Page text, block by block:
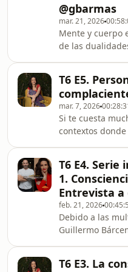
a una persona o
podemos
más madura la
suceda.
@gbarmas
mar. 21, 2026
Mente y cuerpo
de las
estos elementos
polarmente
entonces resulta
que pueden
sin embargo
desajuste y
qué piensas y
compartirlo!
T6 E5.
mar. 7, 2026
Si te cuesta
contextos
más de lo que
relaciones, este
Desarrollamos
personas
orígenes
estrategias
de vida que,
agotadora.
T6 E4.
1.
Entrevista a
feb. 21, 2026
Debido a las
Guillermo
logren
T6 E3. La